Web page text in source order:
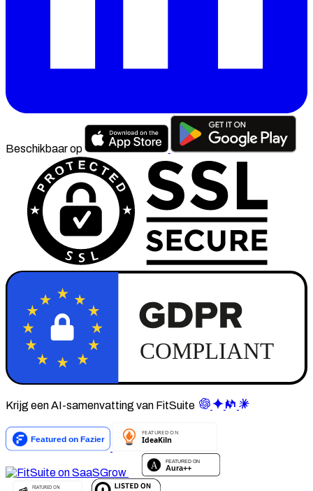
Beschikbaar op
Krijg een AI-samenvatting van FitSuite